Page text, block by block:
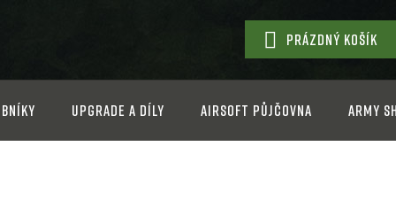
NÁKUPNÍ
KOŠÍK
PRÁZDNÝ KOŠÍK
Upgrade a díly Airsoft půjčovna Army